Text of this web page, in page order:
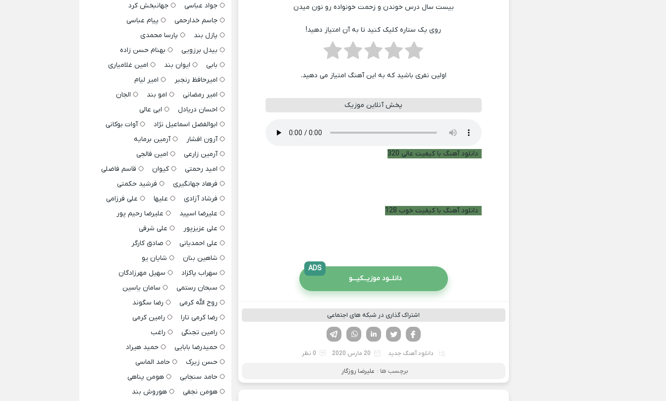
بیست سال درس خوندن و زحمت خونواده رو نون میدن
روی یک ستاره کلیک کنید تا به آن امتیاز دهید!
اولین نفری باشید که به این آهنگ امتیاز می دهید.
پخش آنلاین موزیک
دانلود آهنگ با کیفیت عالی 320
دانلود آهنگ با کیفیت خوب 128
دانلــود موزیــکیـــو
ADS
اشتراک گذاری در شبکه های اجتماعی
لینکدین تویتر
فیسوک
دانلود آهنگ جدید 20 مارس 2020 0 نظر
برچسب ها : علیرضا روزگار
جواد عباسی
جهانبخش کرد
جاسم خدارحمی
پیام عباسی
پازل بند
پارسا محمدی
بیدل برزویی
بهنام حسن زاده
بابی
ایوان بند
امین غلامیاری
امیرحافظ رنجبر
امیر لیام
امیر رمضانی
امو بند
الجان
احسان دریادل
ابی عالی
ابوالفضل اسماعیل نژاد
آوات بوکانی
آرون افشار
آرمین برمایه
آرمین زارعی
امین فالجی
امید رحمتی
کیوان
قاسم فاضلی
فرهاد جهانگیری
فرشید حکمتی
فرشاد آزادی
علیها
علی فرزامی
علیرضا اسپید
علیرضا رحیم پور
علی عزیزپور
علی شرفی
علی احمدیانی
صادق کارگر
شاهین بنان
شایان یو
سهراب پاکزاد
سهیل مهرزادگان
سبحان رستمی
سامان یاسین
روح الله کرمی
رضا سگوند
رضا کرمی تارا
رامین کرمی
رامین تجنگی
راغب
حمیدرضا بابایی
حمید هیراد
حسن زیرک
حامد الماسی
حامد سنجابی
هومن پناهی
هومن نجفی
هوروش بند